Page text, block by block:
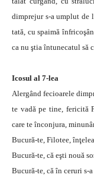
dimprejur s-a umplut de
tată, cu spaimă
ca nu ştia întunecatul să
Icosul al 7-lea
Alergând fecioarele
te vadă pe tine, fericită
care te înconjura,
Bucură-te, Filotee,
Bucură-te, că eşti nouă
Bucură-te, că în ceruri s-